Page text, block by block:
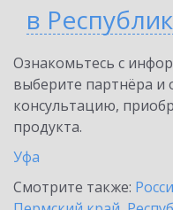
в
Ознакомьтесь с
выберите партнёра и
консультацию,
продукта.
Уфа
Смотрите также: